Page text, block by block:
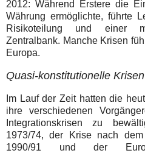
2012: Während Erstere die
Währung ermöglichte, führte
Risikoteilung und einer
Zentralbank. Manche Krisen
Europa.
Quasi-konstitutionelle Krisen
Im Lauf der Zeit hatten die
ihre verschiedenen
Integrationskrisen zu
1973/74, der Krise nach
1990/91 und der